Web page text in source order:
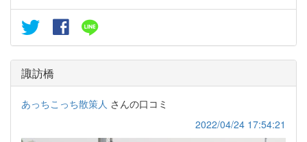
諏訪橋
あっちこっち散策人 さんの口コミ
2022/04/24 17:54:21